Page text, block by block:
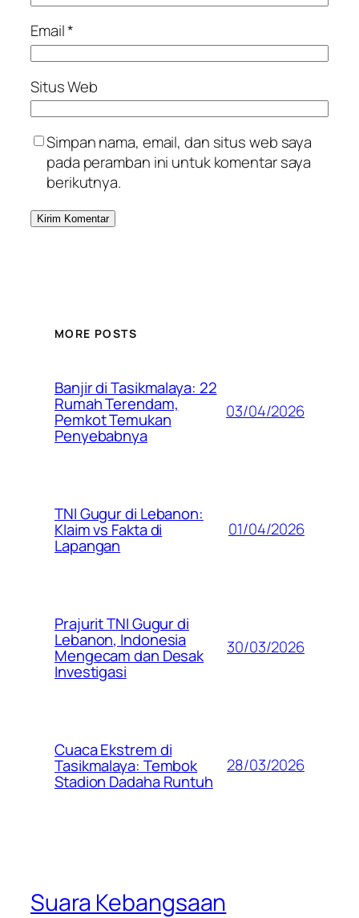
Email*
Situs Web
Simpan nama, email, dan situs web saya
pada peramban ini untuk komentar saya
berikutnya.
MORE POSTS
Banjir di Tasikmalaya: 22
Rumah Terendam,
Pemkot Temukan
Penyebabnya
03/04/2026
TNI Gugur di Lebanon:
Klaim vs Fakta di
Lapangan
01/04/2026
Prajurit TNI Gugur di
Lebanon, Indonesia
Mengecam dan Desak
Investigasi
30/03/2026
Cuaca Ekstrem di
Tasikmalaya: Tembok
Stadion Dadaha Runtuh
28/03/2026
Suara Kebangsaan